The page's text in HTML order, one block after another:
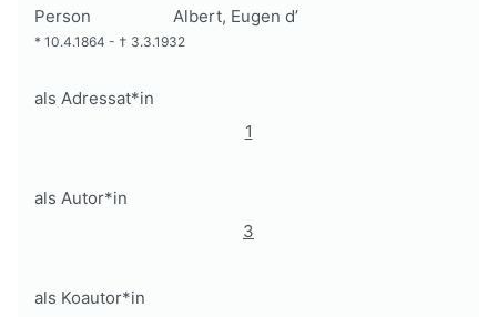
Person Albert, Eugen d’
* 10.4.1864 - † 3.3.1932
als Adressat*in
1
als Autor*in
3
als Koautor*in